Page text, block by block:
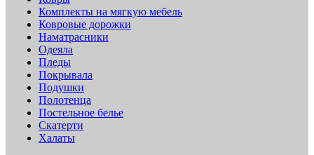
Комплекты на мягкую мебель
Ковровые дорожки
Наматрасники
Одеяла
Пледы
Покрывала
Подушки
Полотенца
Постельное белье
Скатерти
Халаты